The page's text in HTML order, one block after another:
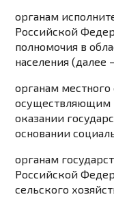
органам
Российской
полномочия в
населения (далее
органам
осуществляющим
оказании
основании
органам
Российской
сельского